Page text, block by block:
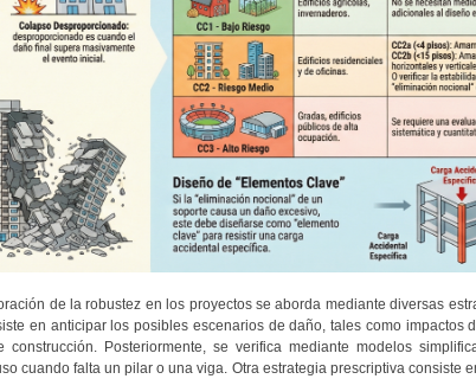
de la robustez en los proyectos se aborda mediante diversas
en anticipar los posibles escenarios de daño, tales como impactos
Posteriormente, se verifica mediante modelos
cuando falta un pilar o una viga. Otra estrategia prescriptiva consiste